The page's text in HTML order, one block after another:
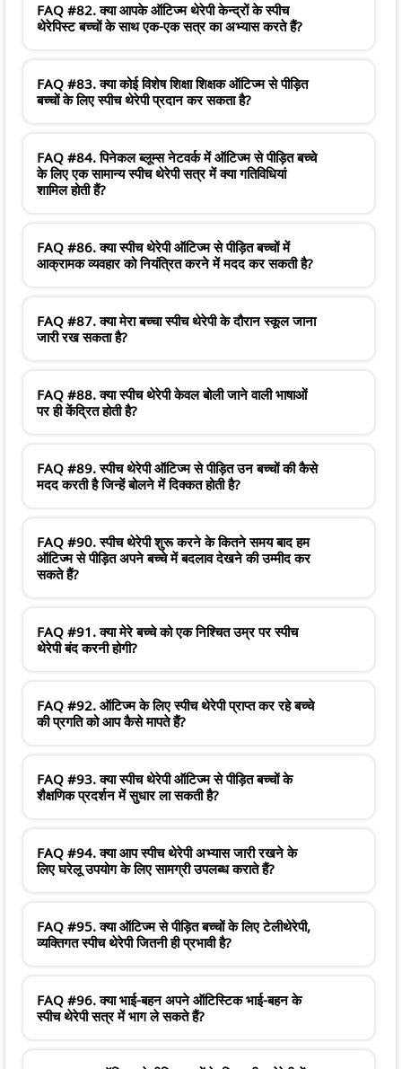
FAQ #82. क्या आपके ऑटिज्म थेरेपी केन्द्रों के स्पीच
थेरेपिस्ट बच्चों के साथ एक-एक सत्र का अभ्यास करते हैं?
FAQ #83. क्या कोई विशेष शिक्षा शिक्षक ऑटिज्म से पीड़ित
बच्चों के लिए स्पीच थेरेपी प्रदान कर सकता है?
FAQ #84. पिनेकल ब्लूम्स नेटवर्क में ऑटिज्म से पीड़ित बच्चे
के लिए एक सामान्य स्पीच थेरेपी सत्र में क्या गतिविधियां
शामिल होती हैं?
FAQ #86. क्या स्पीच थेरेपी ऑटिज्म से पीड़ित बच्चों में
आक्रामक व्यवहार को नियंत्रित करने में मदद कर सकती है?
FAQ #87. क्या मेरा बच्चा स्पीच थेरेपी के दौरान स्कूल जाना
जारी रख सकता है?
FAQ #88. क्या स्पीच थेरेपी केवल बोली जाने वाली भाषाओं
पर ही केंद्रित होती है?
FAQ #89. स्पीच थेरेपी ऑटिज्म से पीड़ित उन बच्चों की कैसे
मदद करती है जिन्हें बोलने में दिक्कत होती है?
FAQ #90. स्पीच थेरेपी शुरू करने के कितने समय बाद हम
ऑटिज्म से पीड़ित अपने बच्चे में बदलाव देखने की उम्मीद कर
सकते हैं?
FAQ #91. क्या मेरे बच्चे को एक निश्चित उम्र पर स्पीच
थेरेपी बंद करनी होगी?
FAQ #92. ऑटिज्म के लिए स्पीच थेरेपी प्राप्त कर रहे बच्चे
की प्रगति को आप कैसे मापते हैं?
FAQ #93. क्या स्पीच थेरेपी ऑटिज्म से पीड़ित बच्चों के
शैक्षणिक प्रदर्शन में सुधार ला सकती है?
FAQ #94. क्या आप स्पीच थेरेपी अभ्यास जारी रखने के
लिए घरेलू उपयोग के लिए सामग्री उपलब्ध कराते हैं?
FAQ #95. क्या ऑटिज्म से पीड़ित बच्चों के लिए टेलीथेरेपी,
व्यक्तिगत स्पीच थेरेपी जितनी ही प्रभावी है?
FAQ #96. क्या भाई-बहन अपने ऑटिस्टिक भाई-बहन के
स्पीच थेरेपी सत्र में भाग ले सकते हैं?